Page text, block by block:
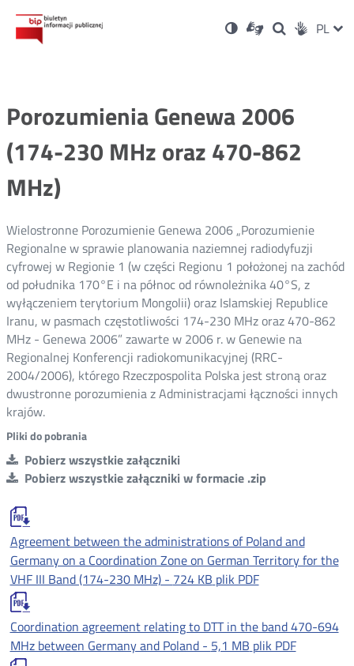
Ustawienia
Wersja
kontrastowa
Dla
niesłyszących
OtwórzOtwórz
w
Otwórz
w
Social PL
Porozumienia Genewa 2006
(174-230 MHz oraz 470-862
MHz)
Wielostronne Porozumienie Genewa 2006 „Porozumienie
Regionalne w sprawie planowania naziemnej radiodyfuzji
cyfrowej w Regionie 1 (w części Regionu 1 położonej na zachód
od południka 170°E i na północ od równoleżnika 40°S, z
wyłączeniem terytorium Mongolii) oraz Islamskiej Republice
Iranu, w pasmach częstotliwości 174-230 MHz oraz 470-862
MHz - Genewa 2006” zawarte w 2006 r. w Genewie na
Regionalnej Konferencji radiokomunikacyjnej (RRC-
2004/2006), którego Rzeczpospolita Polska jest stroną oraz
dwustronne porozumienia z Administracjami łączności innych
krajów.
Pliki do pobrania
Pobierz wszystkie załączniki
Pobierz wszystkie załączniki w formacie .zip
Agreement between the administrations of Poland and
Germany on a Coordination Zone on German Territory for the
VHF III Band (174-230 MHz) - 724 KB plik PDF
Coordination agreement relating to DTT in the band 470-694
MHz between Germany and Poland - 5,1 MB plik PDF